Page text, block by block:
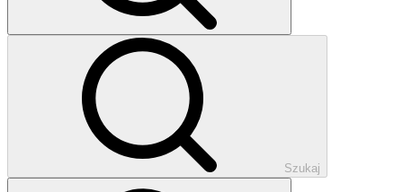
Szukaj